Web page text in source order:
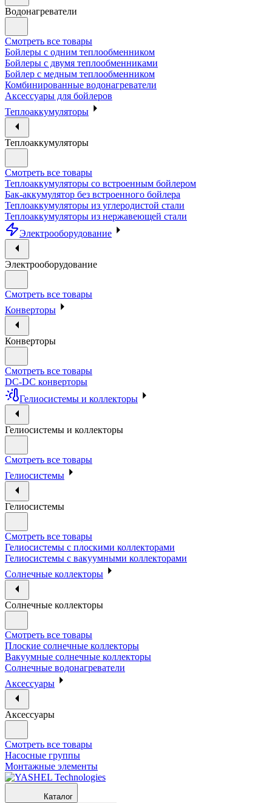
Водонагреватели
Смотреть все товары
Бойлеры с одним теплообменником
Бойлеры с двумя теплообменниками
Бойлер с медным теплообменником
Комбинированные водонагреватели
Аксессуары для бойлеров
Теплоаккумуляторы
Теплоаккумуляторы
Смотреть все товары
Теплоаккумуляторы со встроенным бойлером
Бак-аккумулятор без встроенного бойлера
Теплоаккумуляторы из углеродистой стали
Теплоаккумуляторы из нержавеющей стали
Электрооборудование
Электрооборудование
Смотреть все товары
Конверторы
Конверторы
Смотреть все товары
DC-DC конверторы
Гелиосистемы и коллекторы
Гелиосистемы и коллекторы
Смотреть все товары
Гелиосистемы
Гелиосистемы
Смотреть все товары
Гелиосистемы с плоскими коллекторами
Гелиосистемы с вакуумными коллекторами
Солнечные коллекторы
Солнечные коллекторы
Смотреть все товары
Плоские солнечные коллекторы
Вакуумные солнечные коллекторы
Солнечные водонагреватели
Аксессуары
Аксессуары
Смотреть все товары
Насосные группы
Монтажные элементы
Каталог